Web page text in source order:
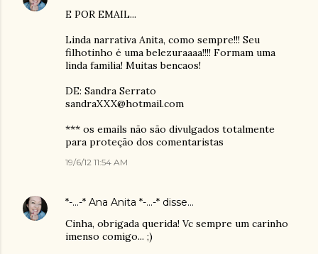
E POR EMAIL...
Linda narrativa Anita, como sempre!!! Seu
filhotinho é uma belezuraaaa!!!! Formam uma
linda familia! Muitas bencaos!
DE: Sandra Serrato
sandraXXX@hotmail.com
*** os emails não são divulgados totalmente
para proteção dos comentaristas
19/6/12 11:54 AM
*-...-* Ana Anita *-...-* disse…
Cinha, obrigada querida! Vc sempre um carinho
imenso comigo... ;)